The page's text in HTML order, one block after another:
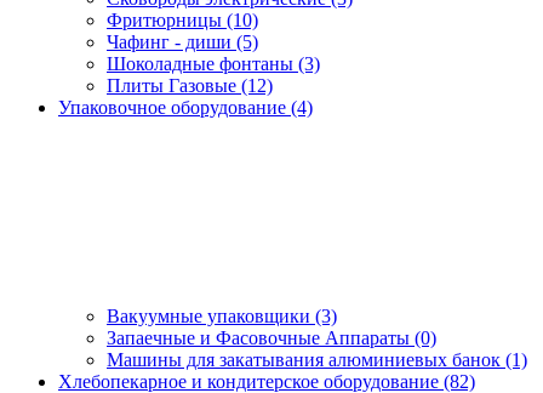
Фритюрницы (10)
Чафинг - диши (5)
Шоколадные фонтаны (3)
Плиты Газовые (12)
Упаковочное оборудование (4)
Вакуумные упаковщики (3)
Запаечные и Фасовочные Аппараты (0)
Машины для закатывания алюминиевых банок (1)
Хлебопекарное и кондитерское оборудование (82)